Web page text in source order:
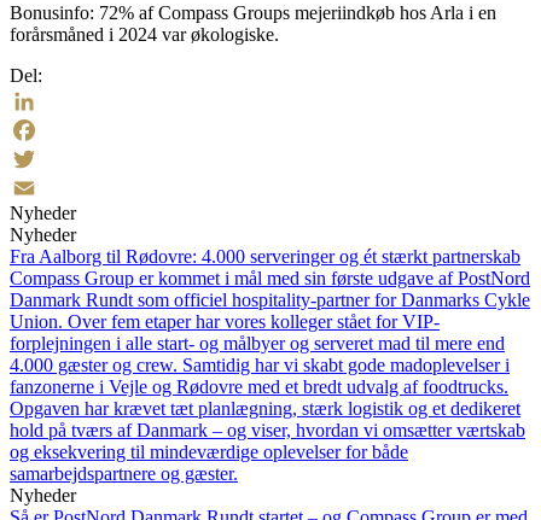
Bonusinfo: 72% af Compass Groups mejeriindkøb hos Arla i en
forårsmåned i 2024 var økologiske.
Del:
LinkedIn
Facebook
Twitter
Email
Nyheder
Nyheder
Fra Aalborg til Rødovre: 4.000 serveringer og ét stærkt partnerskab
Compass Group er kommet i mål med sin første udgave af PostNord
Danmark Rundt som officiel hospitality-partner for Danmarks Cykle
Union. Over fem etaper har vores kolleger stået for VIP-
forplejningen i alle start- og målbyer og serveret mad til mere end
4.000 gæster og crew. Samtidig har vi skabt gode madoplevelser i
fanzonerne i Vejle og Rødovre med et bredt udvalg af foodtrucks.
Opgaven har krævet tæt planlægning, stærk logistik og et dedikeret
hold på tværs af Danmark – og viser, hvordan vi omsætter værtskab
og eksekvering til mindeværdige oplevelser for både
samarbejdspartnere og gæster.
Nyheder